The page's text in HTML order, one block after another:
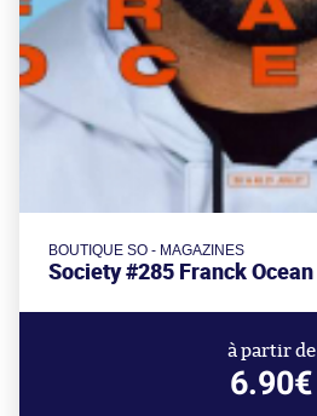
BOUTIQUE SO - MAGAZINES
Society #285 Franck Ocean
à partir de
6.90€